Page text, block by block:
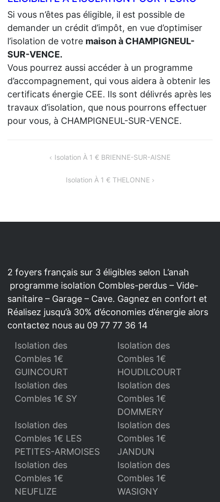
Si vous n’êtes pas éligible, il est possible de
demander un crédit d’impôt, en vue d’optimiser
l’isolation de votre maison à CHAMPIGNEUL-
SUR-VENCE.
Vous pourrez aussi accéder à un programme
d’accompagnement, qui vous aidera à obtenir les
certificats énergie CEE. Ils sont délivrés après les
travaux d’isolation, que nous pourrons effectuer
pour vous, à CHAMPIGNEUL-SUR-VENCE.
NAVIGATIONIsolation À 1 € BRIENNE-SUR-AISNE
Isolation À 1 € THELONNE
2 foyers français sur 3 éligibles selon L’anah
programme isolation Combles-perdus – Vide-
sanitaire – Garage – Cave. Gagnez en confort et
Réalisez jusqu’à 30% d’économies d’énergie alors
contactez nous au 09 77 77 36 14
Isolation des
Combles 1€
GUINCOURT
Isolation des
Combles 1€
HOUDILCOURT
Isolation des
Combles 1€ SY
Isolation des
Combles 1€
DOMMERY
Isolation des
Combles 1€ LES
PETITES-ARMOISES
Isolation des
Combles 1€
JANDUN
Isolation des
Combles 1€
NEUFLIZE
Isolation des
Combles 1€
WASIGNY